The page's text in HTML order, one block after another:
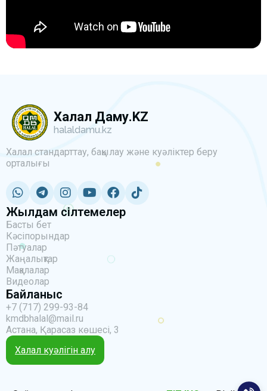
Халал Даму.KZ
halaldamu.kz
Халал стандарттау, бақылау және куәліктер беру
орталығы
Жылдам сілтемелер
Басты бет
Кәсіпорындар
Пәтуалар
Жаңалықтар
Мақалалар
Видеолар
Байланыс
+7 (717) 299-93-84
kmdbhalal@mail.ru
Астана, Қарасаз көшесі, 3
Халал куәлігін алу